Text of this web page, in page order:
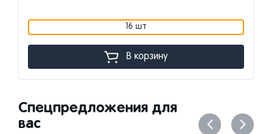
16 шт
В корзину
Спецпредложения для
вас